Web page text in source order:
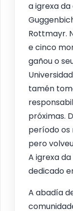
a igrexa
Rottmayr.
e cinco
gañou o
tamén
próximas.
período os
pero
A igrexa
dedicado
A abadía